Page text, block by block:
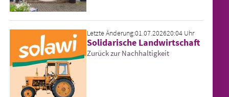
Letzte Änderung:01.07.202620:04 Uhr
Solidarische Landwirtschaft
Zurück zur Nachhaltigkeit